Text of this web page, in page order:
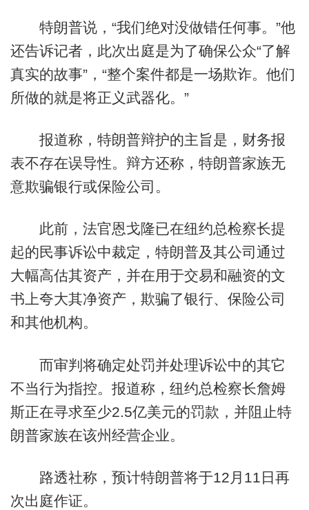
特朗普说，“我们绝对没做错任何事。”他
还告诉记者，此次出庭是为了确保公众“了解
真实的故事”，“整个案件都是一场欺诈。他们
所做的就是将正义武器化。”
报道称，特朗普辩护的主旨是，财务报
表不存在误导性。辩方还称，特朗普家族无
意欺骗银行或保险公司。
此前，法官恩戈隆已在纽约总检察长提
起的民事诉讼中裁定，特朗普及其公司通过
大幅高估其资产，并在用于交易和融资的文
书上夸大其净资产，欺骗了银行、保险公司
和其他机构。
而审判将确定处罚并处理诉讼中的其它
不当行为指控。报道称，纽约总检察长詹姆
斯正在寻求至少2.5亿美元的罚款，并阻止特
朗普家族在该州经营企业。
路透社称，预计特朗普将于12月11日再
次出庭作证。